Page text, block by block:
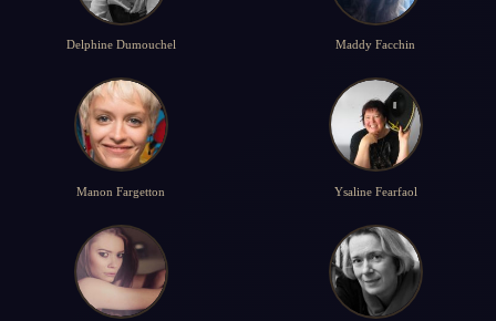
Delphine Dumouchel Maddy Facchin
Manon Fargetton Ysaline Fearfaol